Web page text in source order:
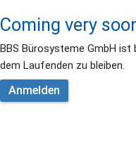
Coming very
BBS Bürosysteme GmbH ist
dem Laufenden zu bleiben.
Anmelden